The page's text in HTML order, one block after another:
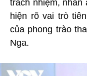
trách nhiệm, nhân
hiện rõ vai trò
của phong trào
Nga.